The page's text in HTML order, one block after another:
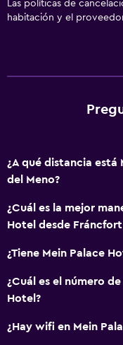
Las políticas de
habitación y el
¿A qué distancia
del Meno?
¿Cuál es la mejor
Hotel desde
¿Tiene Mein Palace
¿Cuál es el número
Hotel?
¿Hay wifi en Mein